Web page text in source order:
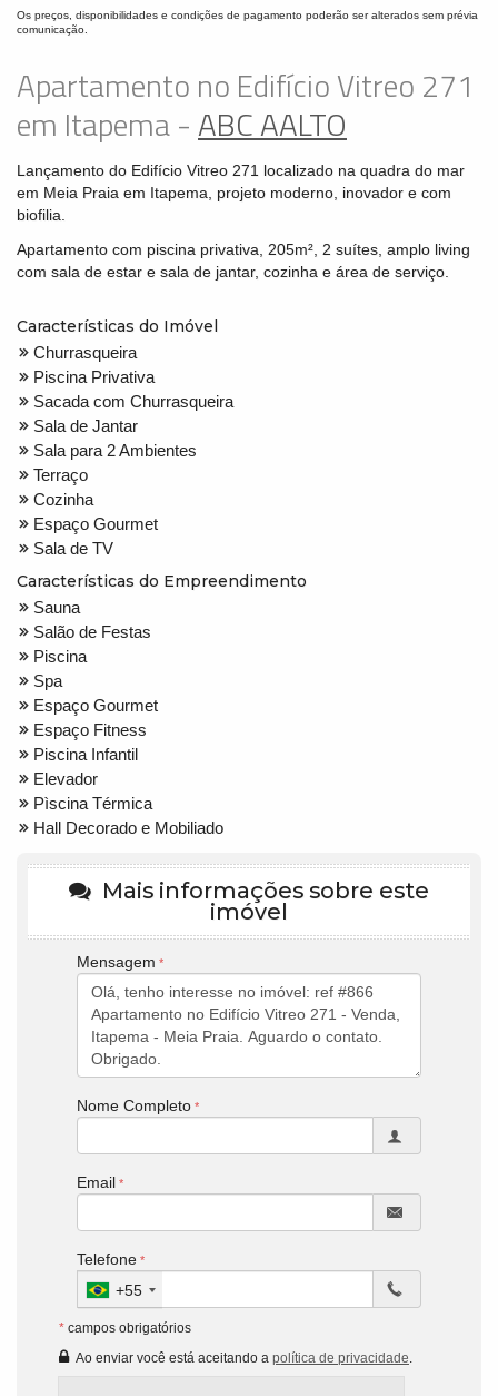
Os preços, disponibilidades e condições de pagamento poderão ser alterados sem prévia
comunicação.
Apartamento no Edifício Vitreo 271
em Itapema -ABC AALTO
Lançamento do Edifício Vitreo 271 localizado na quadra do mar
em Meia Praia em Itapema, projeto moderno, inovador e com
biofilia.
Apartamento com piscina privativa, 205m², 2 suítes, amplo living
com sala de estar e sala de jantar, cozinha e área de serviço.
Características do Imóvel
Churrasqueira
Piscina Privativa
Sacada com Churrasqueira
Sala de Jantar
Sala para 2 Ambientes
Terraço
Cozinha
Espaço Gourmet
Sala de TV
Características do Empreendimento
Sauna
Salão de Festas
Piscina
Spa
Espaço Gourmet
Espaço Fitness
Piscina Infantil
Elevador
Pìscina Térmica
Hall Decorado e Mobiliado
Mais informações sobre este
imóvel
Mensagem
Nome Completo
Email
Telefone
+55
* campos obrigatórios
Ao enviar você está aceitando a política de privacidade